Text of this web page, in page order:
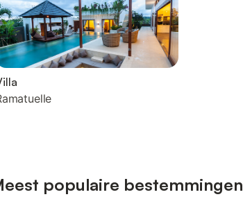
populaire bestemmingen